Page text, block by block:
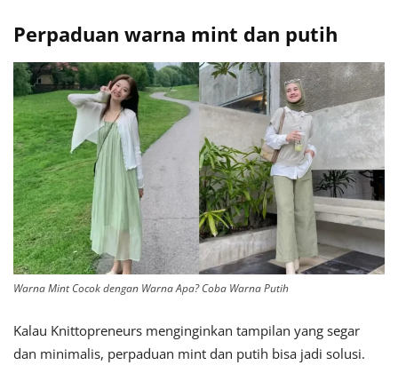
Perpaduan warna mint dan putih
Warna Mint Cocok dengan Warna Apa? Coba Warna Putih
Kalau Knittopreneurs menginginkan tampilan yang segar
dan minimalis, perpaduan mint dan putih bisa jadi solusi.